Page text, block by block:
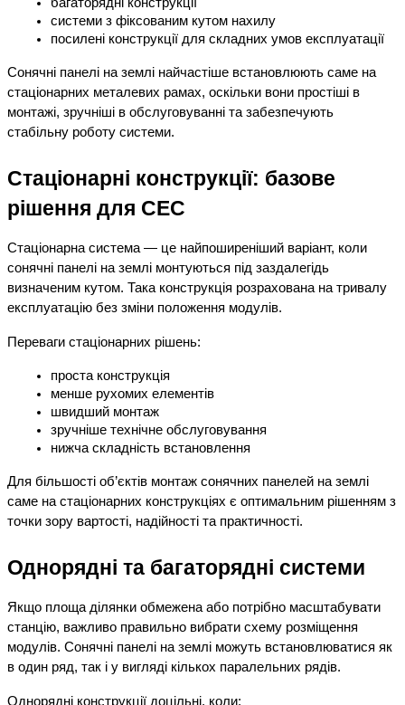
багаторядні конструкції
системи з фіксованим кутом нахилу
посилені конструкції для складних умов експлуатації
Сонячні панелі на землі найчастіше встановлюють саме на
стаціонарних металевих рамах, оскільки вони простіші в
монтажі, зручніші в обслуговуванні та забезпечують
стабільну роботу системи.
Стаціонарні конструкції: базове
рішення для СЕС
Стаціонарна система — це найпоширеніший варіант, коли
сонячні панелі на землі монтуються під заздалегідь
визначеним кутом. Така конструкція розрахована на тривалу
експлуатацію без зміни положення модулів.
Переваги стаціонарних рішень:
проста конструкція
менше рухомих елементів
швидший монтаж
зручніше технічне обслуговування
нижча складність встановлення
Для більшості об’єктів монтаж сонячних панелей на землі
саме на стаціонарних конструкціях є оптимальним рішенням з
точки зору вартості, надійності та практичності.
Однорядні та багаторядні системи
Якщо площа ділянки обмежена або потрібно масштабувати
станцію, важливо правильно вибрати схему розміщення
модулів. Сонячні панелі на землі можуть встановлюватися як
в один ряд, так і у вигляді кількох паралельних рядів.
Однорядні конструкції доцільні, коли: